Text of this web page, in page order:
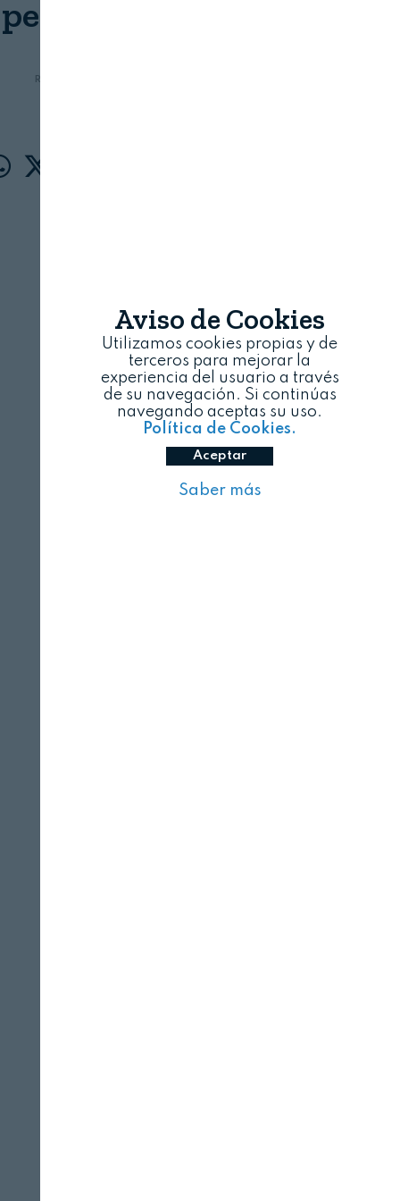
pesqueros”
REVISTA ALIMENTARIA
Aviso de Cookies
Utilizamos cookies propias y de
terceros para mejorar la
experiencia del usuario a través
de su navegación. Si continúas
navegando aceptas su uso.
Política de Cookies.
Aceptar
Saber más